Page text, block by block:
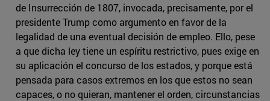
de Insurrección de 1807, invocada, precisamente, por el
presidente Trump como argumento en favor de la
legalidad de una eventual decisión de empleo. Ello, pese
a que dicha ley tiene un espíritu restrictivo, pues exige en
su aplicación el concurso de los estados, y porque está
pensada para casos extremos en los que estos no sean
capaces, o no quieran, mantener el orden, circunstancias